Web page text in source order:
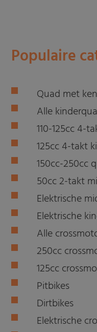
Populaire
Quad met
Alle
110-125cc 4-
125cc 4-takt
150cc-250cc
50cc 2-takt
Elektrische
Elektrische
Alle
250cc
125cc
Pitbikes
Dirtbikes
Elektrische